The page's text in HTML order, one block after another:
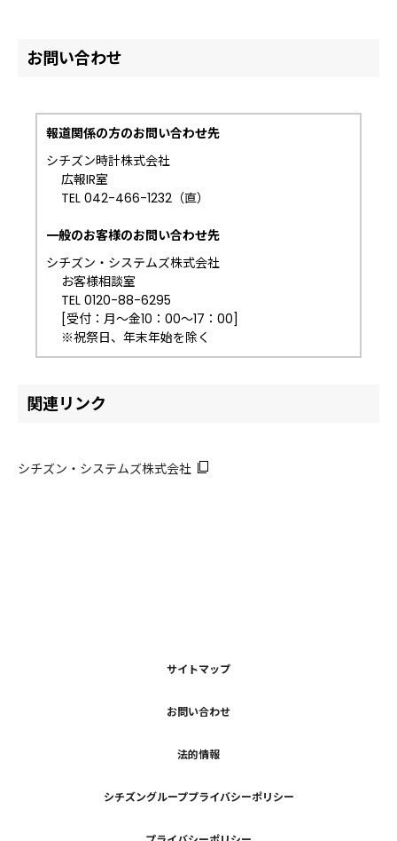
お問い合わせ
報道関係の方のお問い合わせ先
シチズン時計株式会社
広報IR室
TEL 042-466-1232（直）
一般のお客様のお問い合わせ先
シチズン・システムズ株式会社
お客様相談室
TEL 0120-88-6295
[受付：月～金10：00～17：00]
※祝祭日、年末年始を除く
関連リンク
シチズン・システムズ株式会社
サイトマップ
お問い合わせ
法的情報
シチズングループプライバシーポリシー